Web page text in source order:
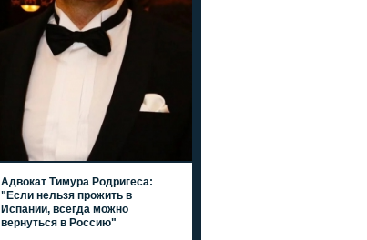
Адвокат Тимура Родригеса:
"Если нельзя прожить в
Испании, всегда можно
вернуться в Россию"